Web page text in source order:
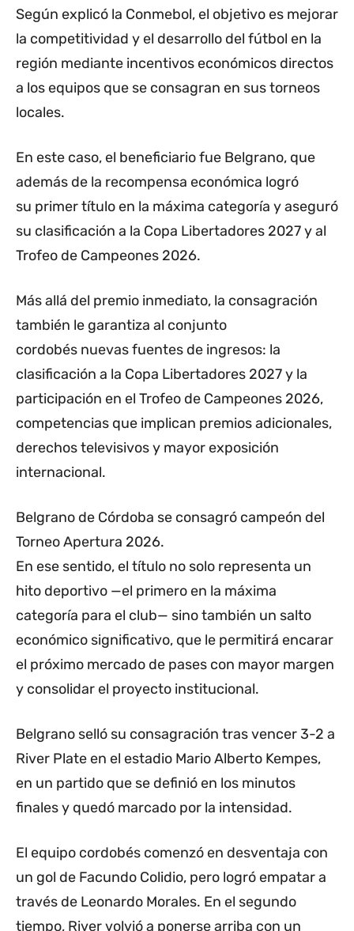
Según explicó la Conmebol, el objetivo es mejorar
la competitividad y el desarrollo del fútbol en la
región mediante incentivos económicos directos
a los equipos que se consagran en sus torneos
locales.
En este caso, el beneficiario fue Belgrano, que
además de la recompensa económica logró
su primer título en la máxima categoría y aseguró
su clasificación a la Copa Libertadores 2027 y al
Trofeo de Campeones 2026.
Más allá del premio inmediato, la consagración
también le garantiza al conjunto
cordobés nuevas fuentes de ingresos: la
clasificación a la Copa Libertadores 2027 y la
participación en el Trofeo de Campeones 2026,
competencias que implican premios adicionales,
derechos televisivos y mayor exposición
internacional.
Belgrano de Córdoba se consagró campeón del
Torneo Apertura 2026.
En ese sentido, el título no solo representa un
hito deportivo —el primero en la máxima
categoría para el club— sino también un salto
económico significativo, que le permitirá encarar
el próximo mercado de pases con mayor margen
y consolidar el proyecto institucional.
Belgrano selló su consagración tras vencer 3-2 a
River Plate en el estadio Mario Alberto Kempes,
en un partido que se definió en los minutos
finales y quedó marcado por la intensidad.
El equipo cordobés comenzó en desventaja con
un gol de Facundo Colidio, pero logró empatar a
través de Leonardo Morales. En el segundo
tiempo, River volvió a ponerse arriba con un